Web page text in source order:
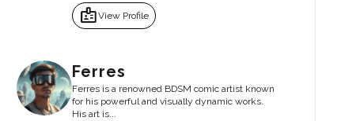
badgeView Profile
Ferres
Ferres is a renowned BDSM comic artist known
for his powerful and visually dynamic works.
His art is...